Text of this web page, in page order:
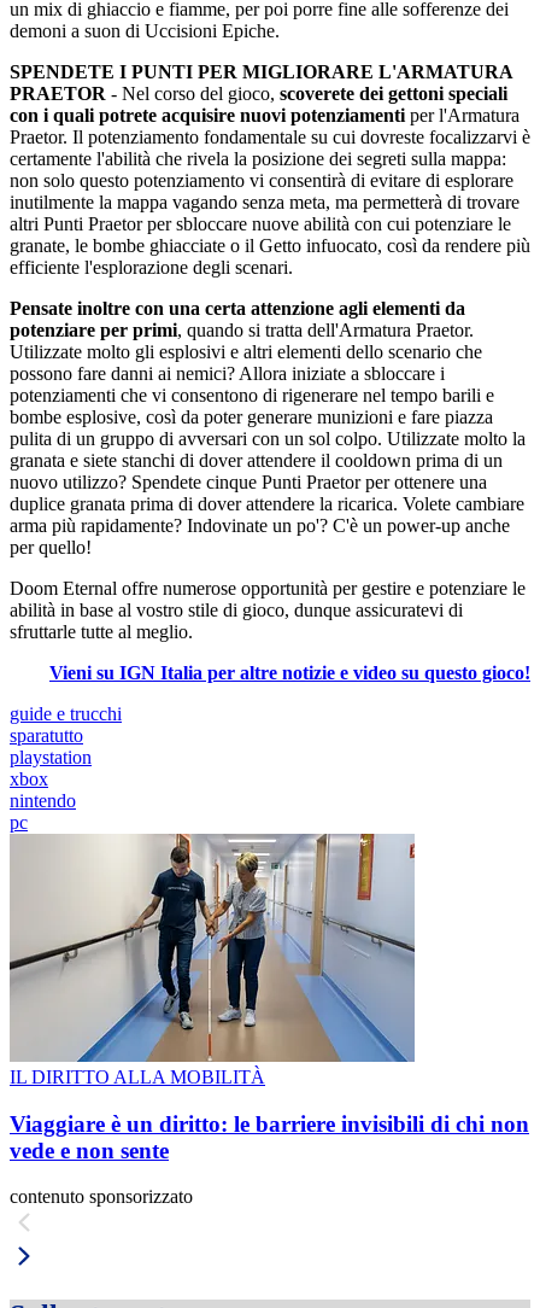
un mix di ghiaccio e fiamme, per poi porre fine alle sofferenze dei
demoni a suon di Uccisioni Epiche.
SPENDETE I PUNTI PER MIGLIORARE L'ARMATURA
PRAETOR - Nel corso del gioco, scoverete dei gettoni speciali
con i quali potrete acquisire nuovi potenziamenti per l'Armatura
Praetor. Il potenziamento fondamentale su cui dovreste focalizzarvi è
certamente l'abilità che rivela la posizione dei segreti sulla mappa:
non solo questo potenziamento vi consentirà di evitare di esplorare
inutilmente la mappa vagando senza meta, ma permetterà di trovare
altri Punti Praetor per sbloccare nuove abilità con cui potenziare le
granate, le bombe ghiacciate o il Getto infuocato, così da rendere più
efficiente l'esplorazione degli scenari.
Pensate inoltre con una certa attenzione agli elementi da
potenziare per primi, quando si tratta dell'Armatura Praetor.
Utilizzate molto gli esplosivi e altri elementi dello scenario che
possono fare danni ai nemici? Allora iniziate a sbloccare i
potenziamenti che vi consentono di rigenerare nel tempo barili e
bombe esplosive, così da poter generare munizioni e fare piazza
pulita di un gruppo di avversari con un sol colpo. Utilizzate molto la
granata e siete stanchi di dover attendere il cooldown prima di un
nuovo utilizzo? Spendete cinque Punti Praetor per ottenere una
duplice granata prima di dover attendere la ricarica. Volete cambiare
arma più rapidamente? Indovinate un po'? C'è un power-up anche
per quello!
Doom Eternal offre numerose opportunità per gestire e potenziare le
abilità in base al vostro stile di gioco, dunque assicuratevi di
sfruttarle tutte al meglio.
Vieni su IGN Italia per altre notizie e video su questo gioco!
guide e trucchi
sparatutto
playstation
xbox
nintendo
pc
IL DIRITTO ALLA MOBILITÀ
Viaggiare è un diritto: le barriere invisibili di chi non
vede e non sente
contenuto sponsorizzato